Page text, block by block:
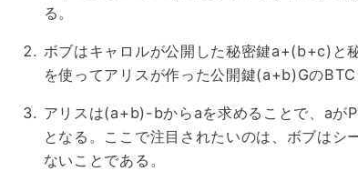
る。
ボブはキャロルが公開した秘密鍵a+(b+c)と
を使ってアリスが作った公開鍵(a+b)GのBTC
アリスは(a+b)-bからaを求めることで、aが
となる。ここで注目されたいのは、ボブはシ
ないことである。